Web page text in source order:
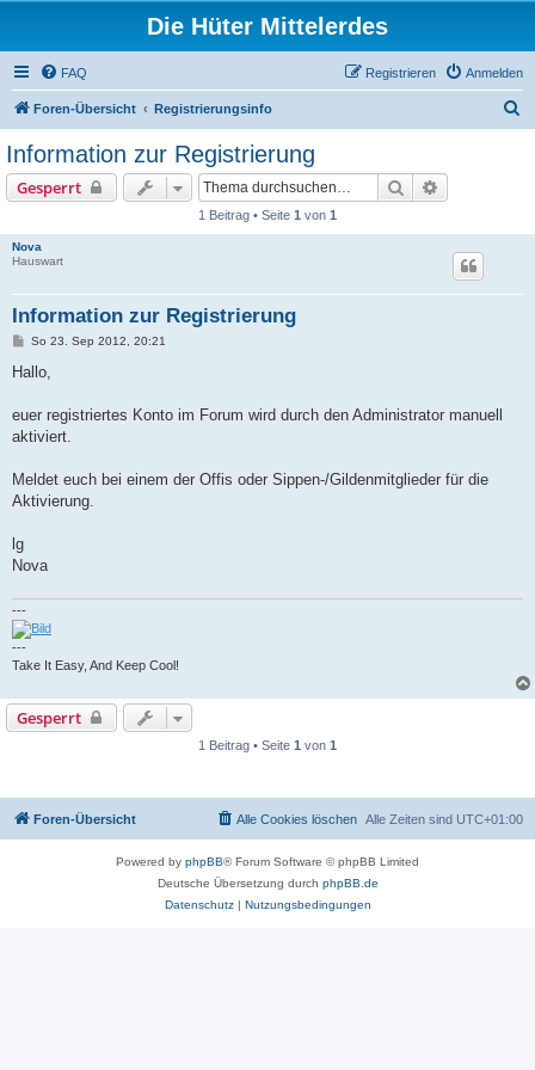
Die Hüter Mittelerdes
FAQ Anmelden
Registrieren
Foren-Übersicht Registrierungsinfo
Information zur Registrierung
Gesperrt Suche
1 Beitrag • Seite 1 von 1
Nova
Hauswart
Information zur Registrierung
B
i
a
So 23. Sep 2012, 20:21
Hallo,
euer registriertes Konto im Forum wird durch den Administrator manuell
aktiviert.
Meldet euch bei einem der Offis oder Sippen-/Gildenmitglieder für die
Aktivierung.
lg
Nova
---
---
Take It Easy, And Keep Cool!
Gesperrt
1 Beitrag • Seite 1 von 1
Foren-Übersicht Alle Zeiten sind UTC+01:00
Alle Cookies löschen
Powered by phpBB® Forum Software © phpBB Limited
Deutsche Übersetzung durch phpBB.de
Datenschutz| Nutzungsbedingungen